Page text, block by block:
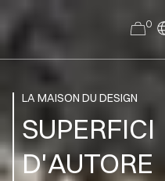
0
LA MAISON DU DESIGN
SUPERFICI
D'AUTORE